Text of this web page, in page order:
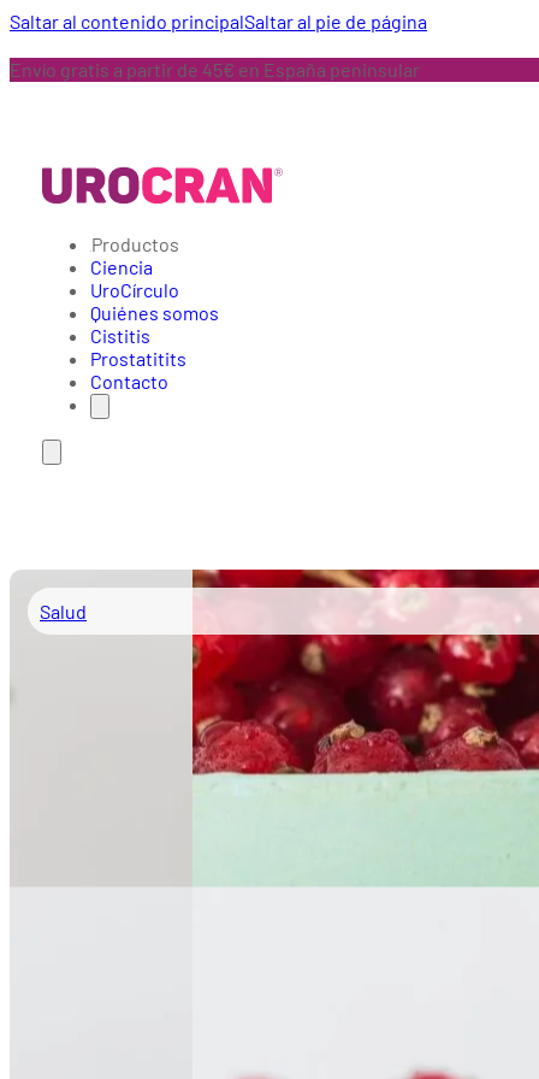
Saltar al contenido principalSaltar al pie de página
Envío gratis a partir de 45€ en España peninsular
Productos
Ciencia
UroCírculo
Quiénes somos
Cistitis
Prostatitits
Contacto
Salud